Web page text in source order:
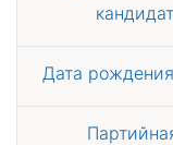
Дата